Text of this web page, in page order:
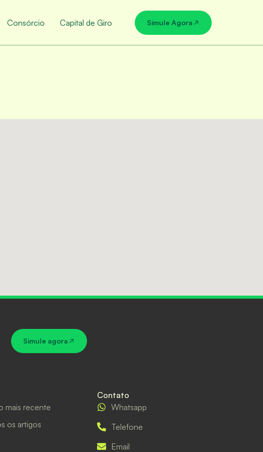
Consórcio Capital de Giro Simule Agora
Simule agora
mais recente
os artigos
Contato
Whatsapp
Telefone
Email